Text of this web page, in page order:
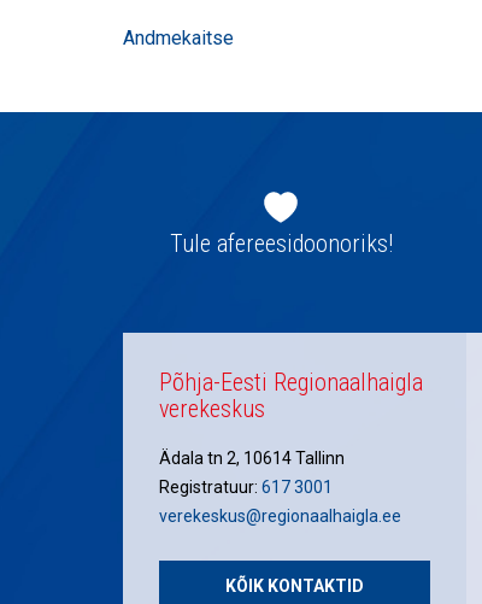
Andmekaitse
navigatsioonTule afereesidoonoriks!
Põhja-Eesti Regionaalhaigla
verekeskus
Ädala tn 2, 10614 Tallinn
Registratuur: 617 3001
verekeskus@regionaalhaigla.ee
KÕIK KONTAKTID